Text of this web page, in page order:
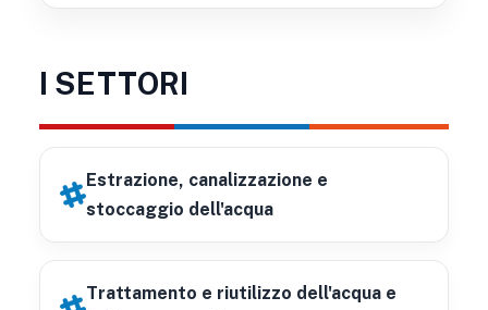
I SETTORI
Estrazione, canalizzazione e
stoccaggio dell'acqua
Trattamento e riutilizzo dell'acqua e